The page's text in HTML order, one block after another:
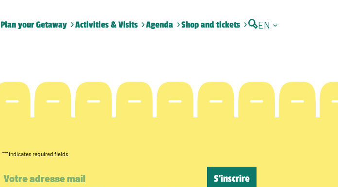
Plan your Getaway Activities & Visits Agenda Shop and tickets EN
"*" indicates required fields